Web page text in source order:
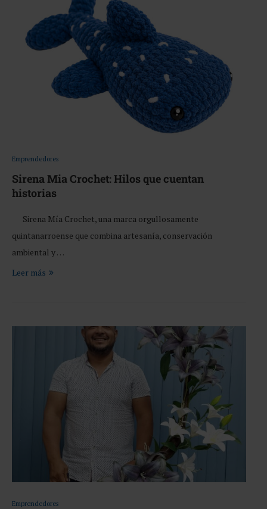
Emprendedores
Sirena Mia Crochet: Hilos que cuentan
historias
Sirena Mía Crochet, una marca orgullosamente
quintanarroense que combina artesanía, conservación
ambiental y …
Leer más
Emprendedores